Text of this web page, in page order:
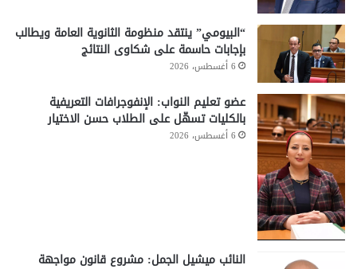
“البيومي” ينتقد منظومة الثانوية العامة ويطالب
بإجابات حاسمة على شكاوى النتائج
6 أغسطس، 2026
عضو تعليم النواب: الإنفوجرافات التعريفية
بالكليات تسهّل على الطلاب حسن الاختيار
6 أغسطس، 2026
النائب ميشيل الجمل: مشروع قانون مواجهة